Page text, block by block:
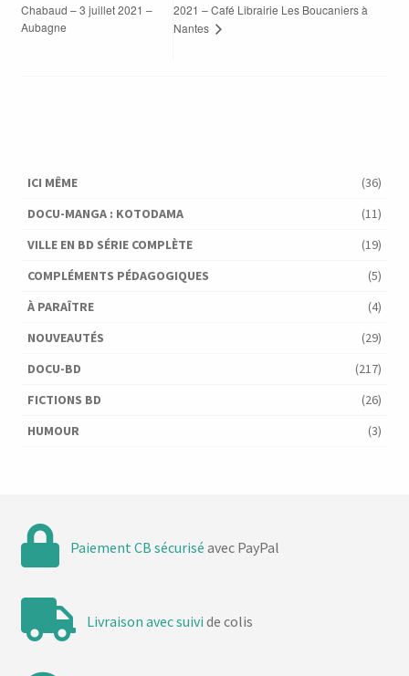
Chabaud – 3 juillet 2021 –
Aubagne
2021 – Café Librairie Les Boucaniers à
Nantes
ICI MÊME
(36)
DOCU-MANGA : KOTODAMA
(11)
VILLE EN BD SÉRIE COMPLÈTE
(19)
COMPLÉMENTS PÉDAGOGIQUES
(5)
À PARAÎTRE
(4)
NOUVEAUTÉS
(29)
DOCU-BD
(217)
FICTIONS BD
(26)
HUMOUR
(3)
Paiement CB sécurisé avec PayPal
Livraison avec suivi de colis